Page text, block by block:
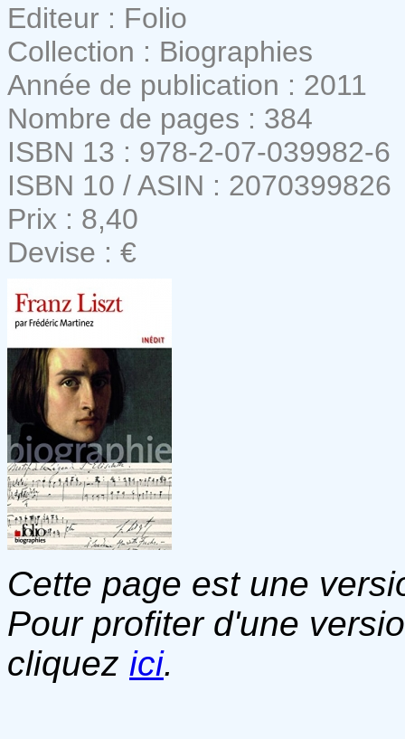
Editeur : Folio
Collection : Biographies
Année de publication : 2011
Nombre de pages : 384
ISBN 13 : 978-2-07-039982-6
ISBN 10 / ASIN : 2070399826
Prix : 8,40
Devise : €
Cette page est une
Pour profiter d'une
cliquez ici.